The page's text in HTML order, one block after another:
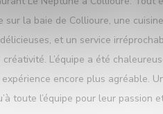
la baie de Collioure, une
et un service
L’équipe a été
encore plus agréable.
toute l’équipe pour leur passion